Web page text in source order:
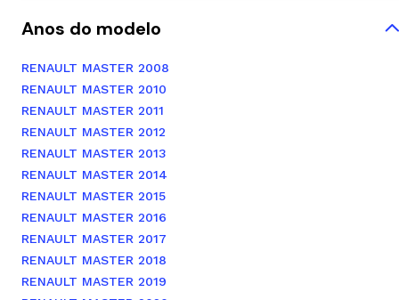
Anos do modelo
RENAULT MASTER 2008
RENAULT MASTER 2010
RENAULT MASTER 2011
RENAULT MASTER 2012
RENAULT MASTER 2013
RENAULT MASTER 2014
RENAULT MASTER 2015
RENAULT MASTER 2016
RENAULT MASTER 2017
RENAULT MASTER 2018
RENAULT MASTER 2019